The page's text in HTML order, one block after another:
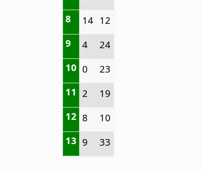
8
14 12
9
4
24
10 0
23
11 2
19
12 8
10
13 9 33